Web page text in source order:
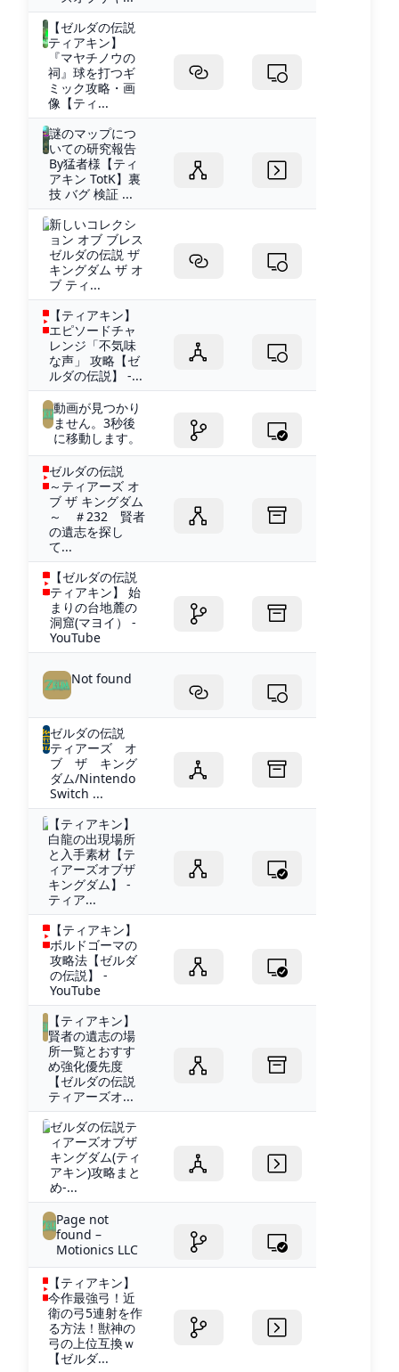
【ゼルダの伝説
ティアキン】
『マヤチノウの
祠』球を打つギ
ミック攻略・画
像【ティ...
謎のマップにつ
いての研究報告
By猛者様【ティ
アキン TotK】裏
技 バグ 検証 ...
新しいコレクシ
ョン オブ ブレス
ゼルダの伝説 ザ
キングダム ザ オ
ブ ティ...
【ティアキン】
エピソードチャ
レンジ「不気味
な声」 攻略【ゼ
ルダの伝説】 -...
動画が見つかり
ません。3秒後
に移動します。
ゼルダの伝説
～ティアーズ オ
ブ ザ キングダム
～ ＃232 賢者
の遺志を探し
て...
【ゼルダの伝説
ティアキン】 始
まりの台地麓の
洞窟(マヨイ） -
YouTube
Not found
ゼルダの伝説
ティアーズ オ
ブ ザ キング
ダム/Nintendo
Switch ...
【ティアキン】
白龍の出現場所
と入手素材【テ
ィアーズオブザ
キングダム】 -
ティア...
【ティアキン】
ボルドゴーマの
攻略法【ゼルダ
の伝説】 -
YouTube
【ティアキン】
賢者の遺志の場
所一覧とおすす
め強化優先度
【ゼルダの伝説
ティアーズオ...
ゼルダの伝説テ
ィアーズオブザ
キングダム(ティ
アキン)攻略まと
め-...
Page not
found –
Motionics LLC
【ティアキン】
今作最強弓！近
衛の弓5連射を作
る方法！獣神の
弓の上位互換ｗ
【ゼルダ...